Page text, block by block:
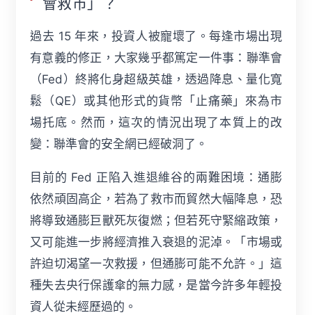
過去 15 年來，投資人被寵壞了。每逢市場出現
有意義的修正，大家幾乎都篤定一件事：聯準會
（Fed）終將化身超級英雄，透過降息、量化寬
鬆（QE）或其他形式的貨幣「止痛藥」來為市
場托底。然而，這次的情況出現了本質上的改
變：聯準會的安全網已經破洞了。
目前的 Fed 正陷入進退維谷的兩難困境：通膨
依然頑固高企，若為了救市而貿然大幅降息，恐
將導致通膨巨獸死灰復燃；但若死守緊縮政策，
又可能進一步將經濟推入衰退的泥淖。「市場或
許迫切渴望一次救援，但通膨可能不允許。」這
種失去央行保護傘的無力感，是當今許多年輕投
資人從未經歷過的。